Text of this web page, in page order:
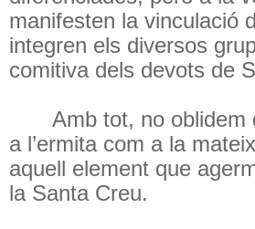
manifesten la vinculació
integren els diversos
comitiva dels devots de
Amb tot, no oblidem
a l’ermita com a la
aquell element que
la Santa Creu.